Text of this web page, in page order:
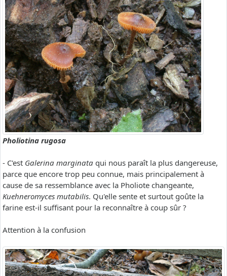
Pholiotina rugosa
- C'est Galerina marginata qui nous paraît la plus dangereuse,
parce que encore trop peu connue, mais principalement à
cause de sa ressemblance avec la Pholiote changeante,
Kuehneromyces mutabilis. Qu'elle sente et surtout goûte la
farine est-il suffisant pour la reconnaître à coup sûr ?
Attention à la confusion